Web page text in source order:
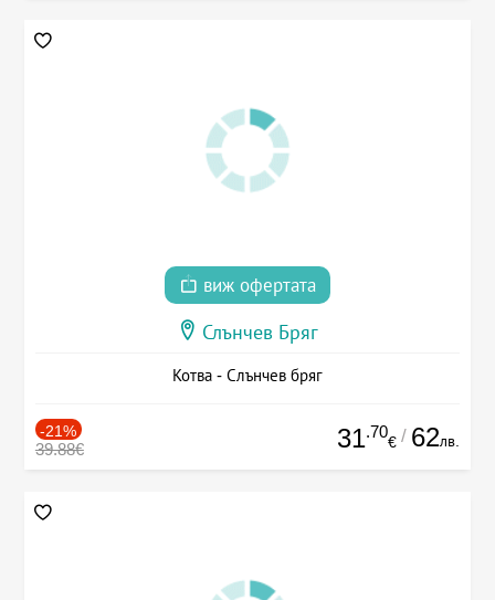
виж офертата
Слънчев Бряг
Котва - Слънчев бряг
-21%
39.88€ 31.70
€ / 62лв.